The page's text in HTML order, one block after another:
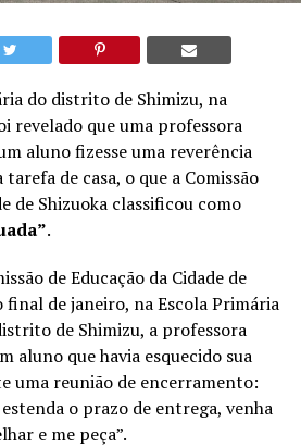
do distrito de Shimizu, na
revelado que uma professora
aluno fizesse uma reverência
de casa, o que a Comissão
de Shizuoka classificou como
.
de Educação da Cidade de
final de janeiro, na Escola Primária
de Shimizu, a professora
aluno que havia esquecido sua
uma reunião de encerramento:
o prazo de entrega, venha
e me peça”.